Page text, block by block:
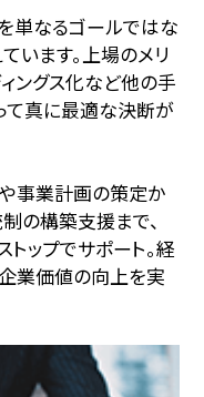
単なるゴールではな
います。上場のメリ
ィングス化など他の手
て真に最適な決断が
事業計画の策定か
の構築支援まで、
ップでサポート。経
業価値の向上を実